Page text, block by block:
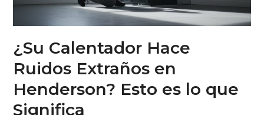
¿Su Calentador Hace
Ruidos Extraños en
Henderson? Esto es lo que
Significa